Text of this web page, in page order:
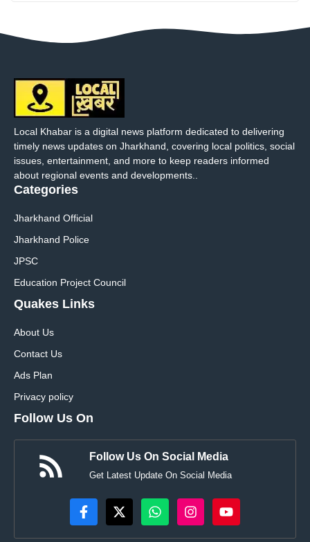
Local Khabar is a digital news platform dedicated to delivering
timely news updates on Jharkhand, covering local politics, social
issues, entertainment, and more to keep readers informed
about regional events and developments..
Categories
Jharkhand Official
Jharkhand Police
JPSC
Education Project Council
Quakes Links
About Us
Contact Us
Ads Plan
Privacy policy
Follow Us On
Follow Us On Social Media
Get Latest Update On Social Media